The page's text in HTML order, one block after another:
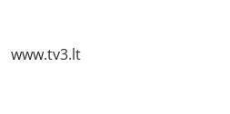
www.tv3.lt